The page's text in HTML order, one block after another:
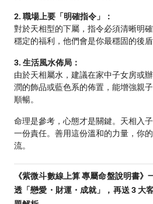
2. 職場上要「明確指令」：
對於天相型的下屬，指令必須清晰明
穩定的福利，他們會是你最穩固的後盾
3. 生活風水佈局：
由於天相屬水，建議在家中子女房或
潤的飾品或藍色系的佈置，能增強親
順暢。
命理是參考，心態才是關鍵。天相入
一份責任。善用這份溫和的力量，你
流。
《紫微斗數線上算 專屬命盤說明書》
透「戀愛・財運・成就」，再送 3 大